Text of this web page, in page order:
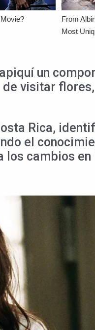
un
visitar
Rica,
el
los cambios